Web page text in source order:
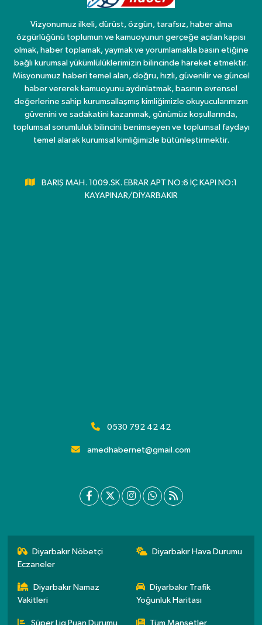
Vizyonumuz ilkeli, dürüst, özgün, tarafsız, haber alma
özgürlüğünü toplumun ve kamuoyunun gerçeğe açılan kapısı
olmak, haber toplamak, yaymak ve yorumlamakla basın etiğine
bağlı kurumsal yükümlülüklerimizin bilincinde hareket etmektir.
Misyonumuz haberi temel alan, doğru, hızlı, güvenilir ve güncel
haber vererek kamuoyunu aydınlatmak, basının evrensel
değerlerine sahip kurumsallaşmış kimliğimizle okuyucularımızın
güvenini ve sadakatini kazanmak, günümüz koşullarında,
toplumsal sorumluluk bilincini benimseyen ve toplumsal faydayı
temel alarak kurumsal kimliğimizle bütünleştirmektir.
BARIŞ MAH. 1009.SK. EBRAR APT NO:6 İÇ KAPI NO:1
KAYAPINAR/DİYARBAKIR
0530 792 42 42
amedhabernet@gmail.com
Diyarbakır Nöbetçi
Eczaneler
Diyarbakır Hava Durumu
Diyarbakır Namaz
Vakitleri
Diyarbakır Trafik
Yoğunluk Haritası
Süper Lig Puan Durumu Tüm Manşetler